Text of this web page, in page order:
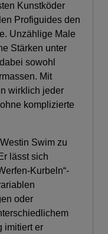
Kunstköder
Profiguides den
Unzählige Male
Stärken unter
sowohl
Mit
wirklich jeder
komplizierte
Swim zu
lässt sich
Kurbeln“-
oder
imitiert er